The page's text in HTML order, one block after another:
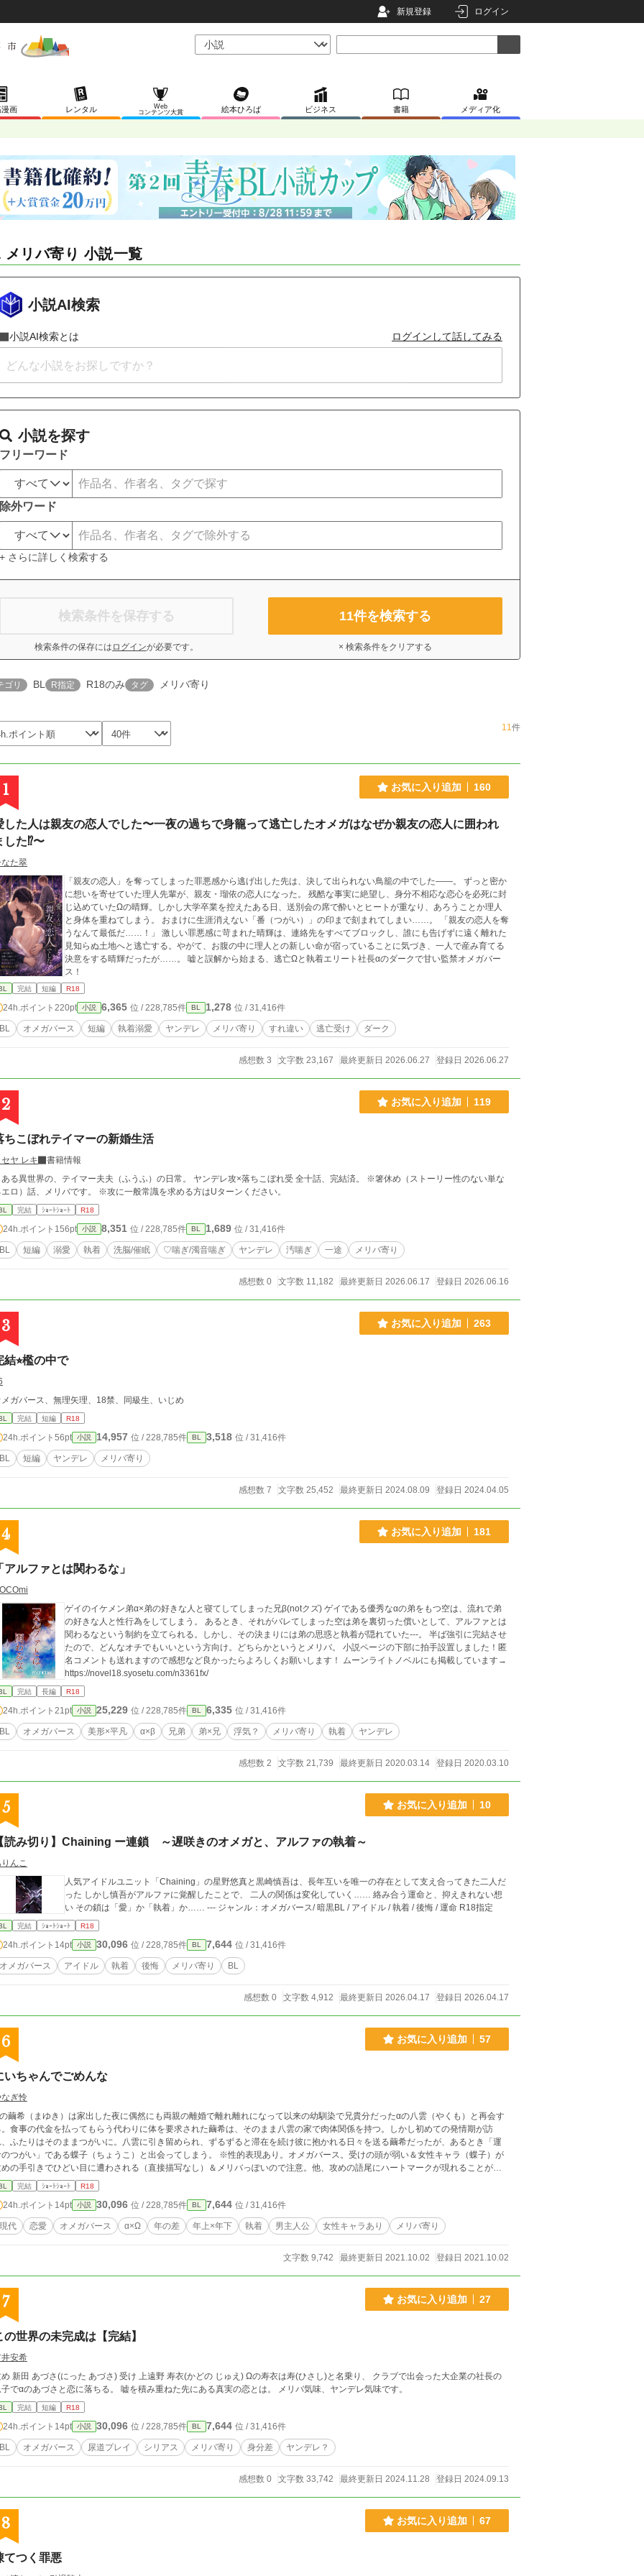
新規登録 ログイン
画 レンタル
Web
コンテンツ大賞
絵本ひろば ビジネス 書籍 メディア化
メリバ寄り 小説一覧
小説AI検索
小説AI検索とは ログインして話してみる
小説を探す
フリーワード
除外ワード
+ さらに詳しく検索する
検索条件を保存する
検索条件の保存には ログインが必要です。
11件を検索する
× 検索条件をクリアする
ゴリ BL R指定 R18のみ タグ メリバ寄り
11件
1 お気に入り追加 160
した人は親友の恋人でした〜一夜の過ちで身籠って逃亡したオメガはなぜか親友の恋人に囲われ
した⁉︎〜
た翠
「親友の恋人」を奪ってしまった罪悪感から逃げ出した先は、決して出られない鳥籠の中でした――。 ずっと密か
に想いを寄せていた理人先輩が、親友・瑠依の恋人になった。 残酷な事実に絶望し、身分不相応な恋心を必死に封
じ込めていたΩの晴輝。しかし大学卒業を控えたある日、送別会の席で酔いとヒートが重なり、あろうことか理人
と身体を重ねてしまう。 おまけに生涯消えない「番（つがい）」の印まで刻まれてしまい……。 「親友の恋人を奪
うなんて最低だ……！」 激しい罪悪感に苛まれた晴輝は、連絡先をすべてブロックし、誰にも告げずに遠く離れた
見知らぬ土地へと逃亡する。やがて、お腹の中に理人との新しい命が宿っていることに気づき、一人で産み育てる
決意をする晴輝だったが……。 嘘と誤解から始まる、逃亡Ωと執着エリート社長αのダークで甘い監禁オメガバー
ス！
完結 短編 R18
24h.ポイント 220pt 小説 6,365 位 / 228,785件 BL 1,278 位 / 31,416件
BL オメガバース 短編 執着溺愛 ヤンデレ メリバ寄り すれ違い 逃亡受け ダーク
感想数 3 文字数 23,167 最終更新日 2026.06.27 登録日 2026.06.27
2 お気に入り追加 119
ちこぼれテイマーの新婚生活
ヤ レキ
書籍情報
異世界の、テイマー夫夫（ふうふ）の日常。 ヤンデレ攻×落ちこぼれ受 全十話、完結済。 ※箸休め（ストーリー性のない単な
ロ）話、メリバです。 ※攻に一般常識を求める方はUターンください。
完結 ｼｮｰﾄｼｮｰﾄ R18
24h.ポイント 156pt 小説 8,351 位 / 228,785件 BL 1,689 位 / 31,416件
BL 短編 溺愛 執着 洗脳/催眠 ♡喘ぎ/濁音喘ぎ ヤンデレ 汚喘ぎ 一途 メリバ寄り
感想数 0 文字数 11,182 最終更新日 2026.06.17 登録日 2026.06.16
3 お気に入り追加 263
結⭐︎檻の中で
ガバース、無理矢理、18禁、同級生、いじめ
完結 短編 R18
24h.ポイント 56pt 小説 14,957 位 / 228,785件 BL 3,518 位 / 31,416件
BL 短編 ヤンデレ メリバ寄り
感想数 7 文字数 25,452 最終更新日 2024.08.09 登録日 2024.04.05
4 お気に入り追加 181
アルファとは関わるな」
ゲイのイケメン弟α×弟の好きな人と寝てしてしまった兄β(notクズ) ゲイである優秀なαの弟をもつ空は、流れで弟
の好きな人と性行為をしてしまう。 あるとき、それがバレてしまった空は弟を裏切った償いとして、アルファとは
関わるなという制約を立てられる。しかし、その決まりには弟の思惑と執着が隠れていた---。 半ば強引に完結させ
たので、どんなオチでもいいという方向け。どちらかというとメリバ。 小説ページの下部に拍手設置しました！匿
名コメントも送れますので感想など良かったらよろしくお願いします！ ムーンライトノベルにも掲載しています→
https://novel18.syosetu.com/n3361fx/
完結 長編 R18
24h.ポイント 21pt 小説 25,229 位 / 228,785件 BL 6,335 位 / 31,416件
BL オメガバース 美形×平凡 α×β 兄弟 弟×兄 浮気？ メリバ寄り 執着 ヤンデレ
感想数 2 文字数 21,739 最終更新日 2020.03.14 登録日 2020.03.10
5 お気に入り追加 10
読み切り】Chaining ー連鎖 ～遅咲きのオメガと、アルファの執着～
んこ
人気アイドルユニット「Chaining」の星野悠真と黒崎慎吾は、長年互いを唯一の存在として支え合ってきた二人だ
った しかし慎吾がアルファに覚醒したことで、 二人の関係は変化していく…… 絡み合う運命と、抑えきれない想
い その鎖は「愛」か「執着」か…… --- ジャンル：オメガバース/ 暗黒BL / アイドル / 執着 / 後悔 / 運命 R18指定
完結 ｼｮｰﾄｼｮｰﾄ R18
24h.ポイント 14pt 小説 30,096 位 / 228,785件 BL 7,644 位 / 31,416件
オメガバース アイドル 執着 後悔 メリバ寄り BL
感想数 0 文字数 4,912 最終更新日 2026.04.17 登録日 2026.04.17
6 お気に入り追加 57
いちゃんでごめんな
ぎ怜
繭希（まゆき）は家出した夜に偶然にも両親の離婚で離れ離れになって以来の幼馴染で兄貴分だったαの八雲（やくも）と再会す
食事の代金を払ってもらう代わりに体を要求された繭希は、そのまま八雲の家で肉体関係を持つ。しかし初めての発情期が訪
ふたりはそのままつがいに。八雲に引き留められ、ずるずると滞在を続け彼に抱かれる日々を送る繭希だったが、あるとき「運
つがい」である蝶子（ちょうこ）と出会ってしまう。 ※性的表現あり。オメガバース。受けの頭が弱い＆女性キャラ（蝶子）が
の手引きでひどい目に遭わされる（直接描写なし）＆メリバっぽいので注意。他、攻めの語尾にハートマークが現れることがあ
す。
完結 ｼｮｰﾄｼｮｰﾄ R18
24h.ポイント 14pt 小説 30,096 位 / 228,785件 BL 7,644 位 / 31,416件
現代 恋愛 オメガバース α×Ω 年の差 年上×年下 執着 男主人公 女性キャラあり メリバ寄り
文字数 9,742 最終更新日 2021.10.02 登録日 2021.10.02
7 お気に入り追加 27
の世界の未完成は【完結】
安希
新田 あづさ(にった あづさ) 受け 上遠野 寿衣(かどの じゅえ) Ωの寿衣は寿(ひさし)と名乗り、 クラブで出会った大企業の社長の
でαのあづさと恋に落ちる。 嘘を積み重ねた先にある真実の恋とは。 メリバ気味、ヤンデレ気味です。
完結 短編 R18
24h.ポイント 14pt 小説 30,096 位 / 228,785件 BL 7,644 位 / 31,416件
BL オメガバース 尿道プレイ シリアス メリバ寄り 身分差 ヤンデレ？
感想数 0 文字数 33,742 最終更新日 2024.11.28 登録日 2024.09.13
8 お気に入り追加 67
てつく罪悪